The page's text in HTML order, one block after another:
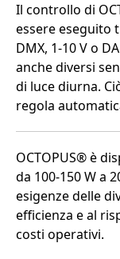
Il controllo di
essere eseguito
DMX, 1-10 V o
anche diversi
di luce diurna.
regola
OCTOPUS® è
da 100-150 W a
esigenze delle
efficienza e al
costi operativi.